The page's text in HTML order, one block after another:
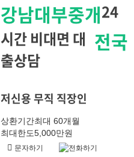
강남대부중개
전국
24
시간 비대면 대
출상담
저신용 무직 직장인
상환기간최대 60개월
최대한도5,000만원
문자하기 전화하기